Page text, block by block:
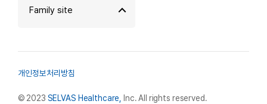
Family site
© 2023 SELVAS Healthcare, Inc. All rights reserved.
개인정보처리방침